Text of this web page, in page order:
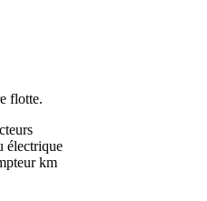
flotte.
électrique
km